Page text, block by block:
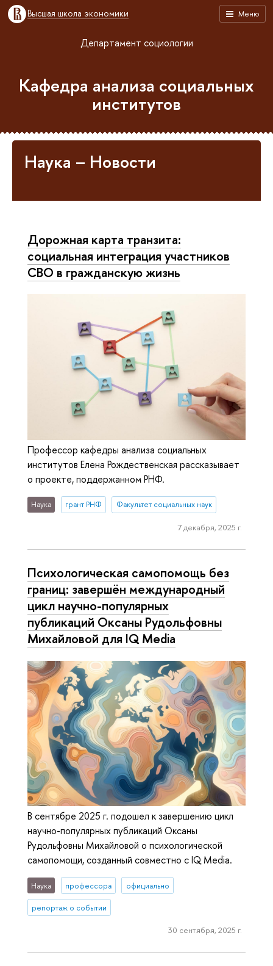
Меню
Высшая школа экономики
Департамент социологии
Кафедра анализа социальных
институтов
Наука – Новости
Дорожная карта транзита:
социальная интеграция участников
СВО в гражданскую жизнь
Профессор кафедры анализа социальных
институтов Елена Рождественская рассказывает
о проекте, поддержанном РНФ.
Наука грант РНФ Факультет социальных наук
7 декабря, 2025 г.
Психологическая самопомощь без
границ: завершён международный
цикл научно-популярных
публикаций Оксаны Рудольфовны
Михайловой для IQ Media
В сентябре 2025 г. подошел к завершению цикл
научно-популярных публикаций Оксаны
Рудольфовны Михайловой о психологической
самопомощи, созданный совместно с IQ Media.
Наука профессора официально
репортаж о событии
30 сентября, 2025 г.